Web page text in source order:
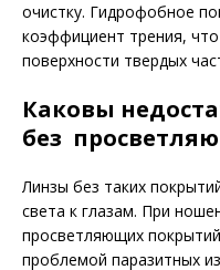
очистку. Гидрофобное
коэффициент трения,
поверхности твердых
Каковы
без
Линзы без таких
света к глазам. При
просветляющих
проблемой паразитных